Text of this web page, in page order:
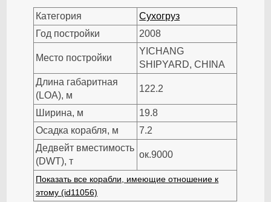
Категория
Сухогруз
Год постройки
2008
Место постройки
YICHANG
SHIPYARD, CHINA
Длина габаритная
(LOA), м
122.2
Ширина, м
19.8
Осадка корабля, м
7.2
Дедвейт вместимость
(DWT), т
ок.9000
Показать все корабли, имеющие отношение к
этому (id11056)